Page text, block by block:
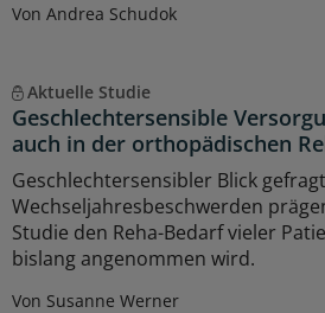
Von Andrea Schudok
Aktuelle Studie
Geschlechtersensible
auch in der orthopädischen
Geschlechtersensibler Blick
Wechseljahresbeschwerden
Studie den Reha-Bedarf vieler
bislang angenommen wird.
Von Susanne Werner